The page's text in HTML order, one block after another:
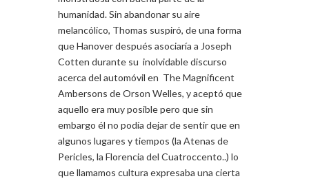
humanidad. Sin abandonar su aire
melancólico, Thomas suspiró, de una forma
que Hanover después asociaría a Joseph
Cotten durante su inolvidable discurso
acerca del automóvil en The Magnificent
Ambersons de Orson Welles, y aceptó que
aquello era muy posible pero que sin
embargo él no podía dejar de sentir que en
algunos lugares y tiempos (la Atenas de
Pericles, la Florencia del Cuatroccento..) lo
que llamamos cultura expresaba una cierta